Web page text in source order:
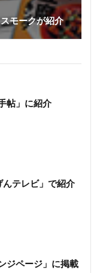
モークが紹介
帖」に紹介
んテレビ」で紹介
ジページ」に掲載